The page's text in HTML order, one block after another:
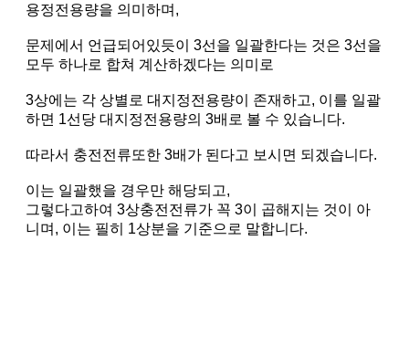
용정전용량을 의미하며,
문제에서 언급되어있듯이 3선을 일괄한다는 것은 3선을
모두 하나로 합쳐 계산하겠다는 의미로
3상에는 각 상별로 대지정전용량이 존재하고, 이를 일괄
하면 1선당 대지정전용량의 3배로 볼 수 있습니다.
따라서 충전전류또한 3배가 된다고 보시면 되겠습니다.
이는 일괄했을 경우만 해당되고,
그렇다고하여 3상충전전류가 꼭 3이 곱해지는 것이 아
니며, 이는 필히 1상분을 기준으로 말합니다.